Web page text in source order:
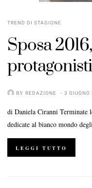
TREND DI STAGIONE
Sposa 2016
BY REDAZIONE 3 GIUGNO
di Daniela Ciranni Terminate
dedicate al bianco mondo
LEGGI TUTTO